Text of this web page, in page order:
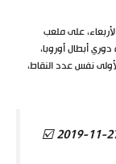
على ملعب
أبطال أوروبا،
نفس عدد النقاط،
: مباريات يوم الأربعاء 27-11-2019 ☑️